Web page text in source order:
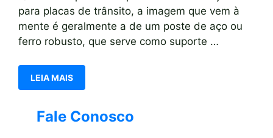
para placas de trânsito, a imagem que vem à
mente é geralmente a de um poste de aço ou
ferro robusto, que serve como suporte …
LEIA MAIS
Fale Conosco